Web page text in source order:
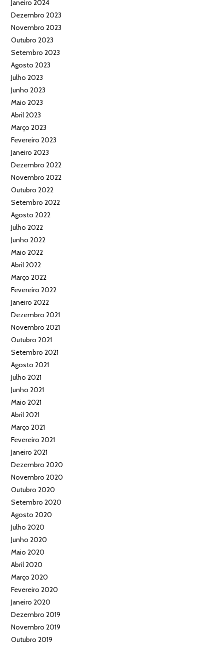
Janeiro 2024
Dezembro 2023
Novembro 2023
Outubro 2023
Setembro 2023
Agosto 2023
Julho 2023
Junho 2023
Maio 2023
Abril 2023
Março 2023
Fevereiro 2023
Janeiro 2023
Dezembro 2022
Novembro 2022
Outubro 2022
Setembro 2022
Agosto 2022
Julho 2022
Junho 2022
Maio 2022
Abril 2022
Março 2022
Fevereiro 2022
Janeiro 2022
Dezembro 2021
Novembro 2021
Outubro 2021
Setembro 2021
Agosto 2021
Julho 2021
Junho 2021
Maio 2021
Abril 2021
Março 2021
Fevereiro 2021
Janeiro 2021
Dezembro 2020
Novembro 2020
Outubro 2020
Setembro 2020
Agosto 2020
Julho 2020
Junho 2020
Maio 2020
Abril 2020
Março 2020
Fevereiro 2020
Janeiro 2020
Dezembro 2019
Novembro 2019
Outubro 2019